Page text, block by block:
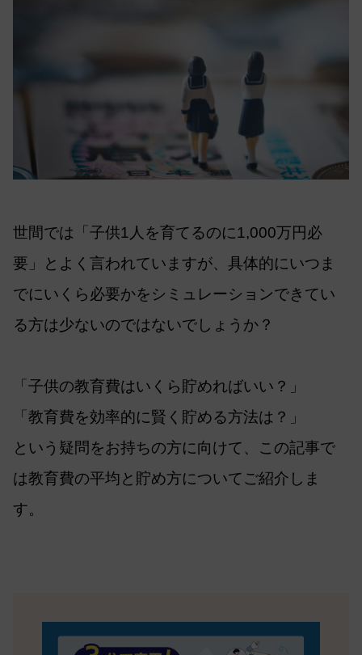
世間では「子供1人を育てるのに1,000万円必
要」とよく言われていますが、具体的にいつま
でにいくら必要かをシミュレーションできてい
る方は少ないのではないでしょうか？
「子供の教育費はいくら貯めればいい？」
「教育費を効率的に賢く貯める方法は？」
という疑問をお持ちの方に向けて、この記事で
は教育費の平均と貯め方についてご紹介しま
す。